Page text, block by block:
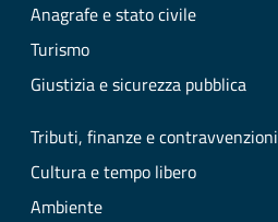
Anagrafe e stato civile
Turismo
Giustizia e sicurezza pubblica
Tributi, finanze e contravvenzioni
Cultura e tempo libero
Ambiente